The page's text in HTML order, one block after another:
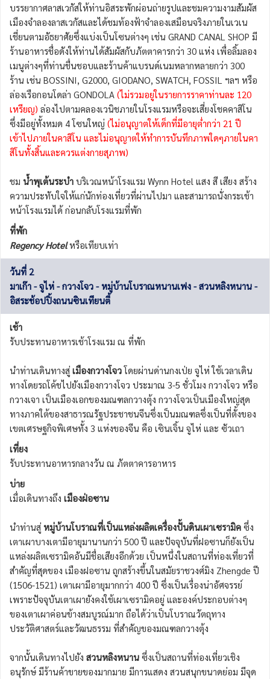
บรรยากาศลาสเวกัสให้ท่านอิสระพักผ่อนถ่ายรูปและชมความงามสัมผัส
เมืองจำลองลาสเวกัสและได้ชมท้องฟ้าจำลองเสมือนจริงภายในเวเน
เชี่ยนตามอัธยาศัยซึ่งแบ่งเป็นโซนต่างๆ เช่น GRAND CANAL SHOP มี
ร้านอาหารชื่อดังให้ท่านได้สัมผัสกับภัตตาคารกว่า 30 แห่ง เพื่อลิ้มลอง
เมนูต่างๆที่ท่านชื่นชอบและร้านค้าแบรนด์เนมหลากหลายกว่า 300
ร้าน เช่น BOSSINI, G2000, GIODANO, SWATCH, FOSSIL ฯลฯ หรือ
ล่องเรือกอนโดล่า GONDOLA (ไม่รวมอยู่ในรายการราคาท่านละ 120
เหรียญ) ล่องไปตามคลองเวนิชภายในโรงแรมหรือจะเสี่ยงโชคคาสิโน
ซึ่งมีอยู่ทั้งหมด 4 โซนใหญ่ (ไม่อนุญาตให้เด็กที่มีอายุต่ำกว่า 21 ปี
เข้าไปภายในคาสิโน และไม่อนุญาตให้ทำการบันทึกภาพใดๆภายในคา
สิโนทั้งสิ้นและควรแต่งกายสุภาพ)
ชม น้ำพุเต้นระบำ บริเวณหน้าโรงแรม Wynn Hotel แสง สี เสียง สร้าง
ความประทับใจให้แก่นักท่องเที่ยวที่ผ่านไปมา และสามารถนั่งกระเช้า
หน้าโรงแรมได้ ก่อนกลับโรงแรมที่พัก
ที่พัก
Regency Hotelหรือเทียบเท่า
วันที่ 2
มาเก๊า - จูไห่ - กวางโจว - หมู่บ้านโบราณหนานเฟง - สวนหลิงหนาน -
อิสระช้อปปิ้งถนนซินเทียนตี้
เช้า
รับประทานอาหารเช้าโรงแรม ณ ที่พัก
นำท่านเดินทางสู่ เมืองกวางโจวโดยผ่านด่านกงเป่ย จูไห่ ใช้เวลาเดิน
ทางโดยรถโค้ชไปยังเมืองกวางโจว ประมาณ 3-5 ชั่วโมง กวางโจว หรือ
กวางเจา เป็นเมืองเอกของมณฑลกวางตุ้ง กวางโจวเป็นเมืองใหญ่สุด
ทางภาคใต้ของสาธารณรัฐประชาชนจีนซึ่งเป็นมณฑลซึ่งเป็นที่ตั้งของ
เขตเศรษฐกิจพิเศษทั้ง 3 แห่งของจีน คือ เซินเจิ้น จูไห่ และ ซัวเถา
เที่ยง
รับประทานอาหารกลางวัน ณ ภัตตาคารอาหาร
บ่าย
เมื่อเดินทางถึง เมืองฝ่อซาน
นำท่านสู่ หมู่บ้านโบราณที่เป็นแหล่งผลิตเครื่องปั้นดินเผาเซรามิค ซึ่ง
เตาเผาบางเตามีอายุมานานกว่า 500 ปี และปัจจุบันที่ฝอซานก็ยังเป็น
แหล่งผลิตเซรามิคอันมีชื่อเสียงอีกด้วย เป็นหนึ่งในสถานที่ท่องเที่ยวที่
สำคัญที่สุดของ เมืองฝอซาน ถูกสร้างขึ้นในสมัยราชวงศ์มิง Zhengde ปี
(1506-1521) เตาเผามีอายุมากกว่า 400 ปี ซึ่งเป็นเรื่องน่าอัศจรรย์
เพราะปัจจุบันเตาเผายังคงใช้เผาเซรามิคอยู่ และองค์ประกอบต่างๆ
ของเตาเผาค่อนข้างสมบูรณ์มาก ถือได้ว่าเป็นโบราณวัตถุทาง
ประวัติศาสตร์และวัฒนธรรม ที่สำคัญของมณฑลกวางตุ้ง
จากนั้นเดินทางไปยัง สวนหลิงหนาน ซึ่งเป็นสถานที่ท่องเที่ยวเชิง
อนุรักษ์ มีร้านค้าขายของมากมาย มีการแสดง สวนสนุกขนาดย่อม มีจุด